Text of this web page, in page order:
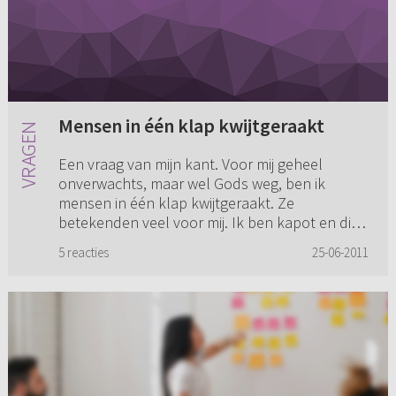
Mensen in één klap kwijtgeraakt
Een vraag van mijn kant. Voor mij geheel
onverwachts, maar wel Gods weg, ben ik
mensen in één klap kwijtgeraakt. Ze
betekenden veel voor mij. Ik ben kapot en diep
5 reacties 25-06-2011